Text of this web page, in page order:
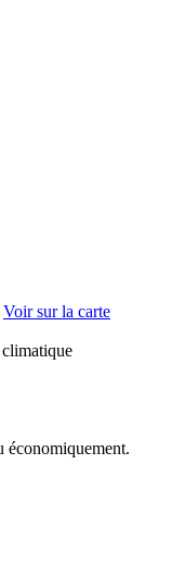
Voir sur la carte